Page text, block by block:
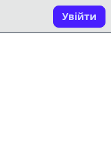
Увійти